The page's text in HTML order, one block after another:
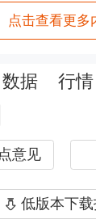
：“从战
家包揽
能持续
已形成
拓’的产
。”
点击查看更多
数据 行情
意见
低版本下